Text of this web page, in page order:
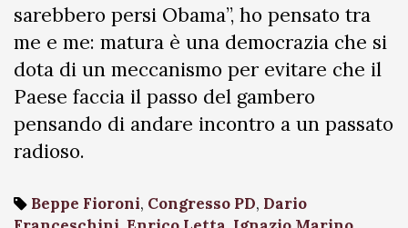
sarebbero persi Obama”, ho pensato tra
me e me: matura è una democrazia che si
dota di un meccanismo per evitare che il
Paese faccia il passo del gambero
pensando di andare incontro a un passato
radioso.
Beppe Fioroni, Congresso PD, Dario